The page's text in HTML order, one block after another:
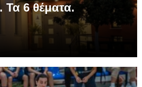
Τα 6 θέματα.